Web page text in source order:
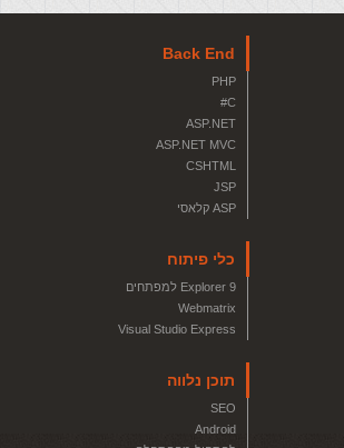
Back End
PHP
C#
ASP.NET
ASP.NET MVC
CSHTML
JSP
ASP קלאסי
כלי פיתוח
Explorer 9 למפתחים
Webmatrix
Visual Studio Express
תוכן נלווה
SEO
Android